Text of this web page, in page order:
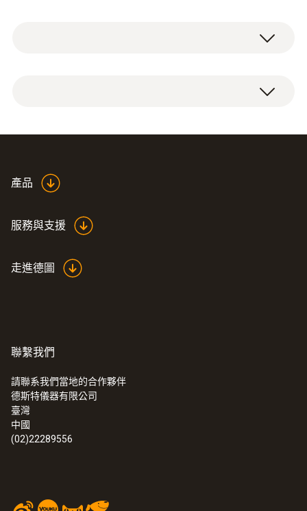
TUC介面
產品
服務與支援
走進德圖
聯繫我們
請聯系我們當地的合作夥伴
德斯特儀器有限公司
臺灣
中國
(02)22289556